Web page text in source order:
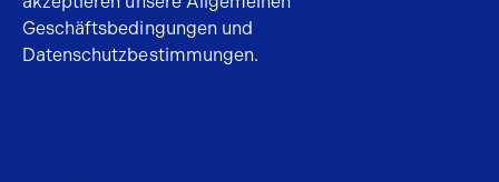
Geschäftsbedingungen und
Datenschutzbestimmungen.